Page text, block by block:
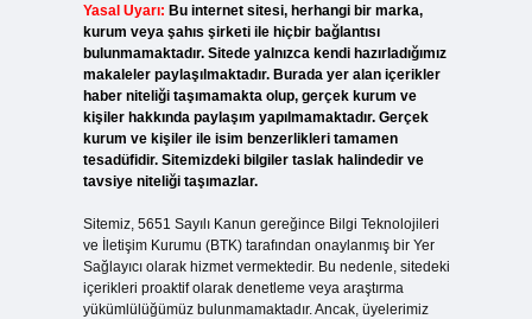
Yasal Uyarı: Bu internet sitesi, herhangi bir marka,
kurum veya şahıs şirketi ile hiçbir bağlantısı
bulunmamaktadır. Sitede yalnızca kendi hazırladığımız
makaleler paylaşılmaktadır. Burada yer alan içerikler
haber niteliği taşımamakta olup, gerçek kurum ve
kişiler hakkında paylaşım yapılmamaktadır. Gerçek
kurum ve kişiler ile isim benzerlikleri tamamen
tesadüfidir. Sitemizdeki bilgiler taslak halindedir ve
tavsiye niteliği taşımazlar.
Sitemiz, 5651 Sayılı Kanun gereğince Bilgi Teknolojileri
ve İletişim Kurumu (BTK) tarafından onaylanmış bir Yer
Sağlayıcı olarak hizmet vermektedir. Bu nedenle, sitedeki
içerikleri proaktif olarak denetleme veya araştırma
yükümlülüğümüz bulunmamaktadır. Ancak, üyelerimiz